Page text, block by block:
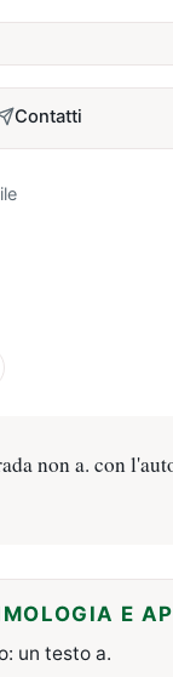
Contatti
non a. con
E
un testo a.